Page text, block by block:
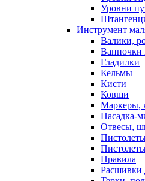
Уровни
Инструмент
Валики,
Ванночки
Гладилки
Кельмы
Кисти
Ковши
Маркеры,
Насадка-
Отвесы,
Правила
Расшивки